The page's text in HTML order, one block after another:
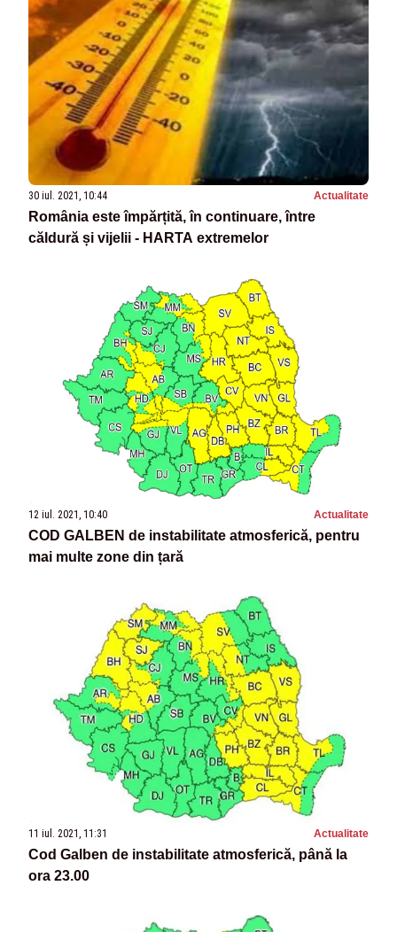
30 iul. 2021, 10:44 Actualitate
România este împărțită, în continuare, între
căldură și vijelii - HARTA extremelor
12 iul. 2021, 10:40 Actualitate
COD GALBEN de instabilitate atmosferică, pentru
mai multe zone din țară
11 iul. 2021, 11:31 Actualitate
Cod Galben de instabilitate atmosferică, până la
ora 23.00